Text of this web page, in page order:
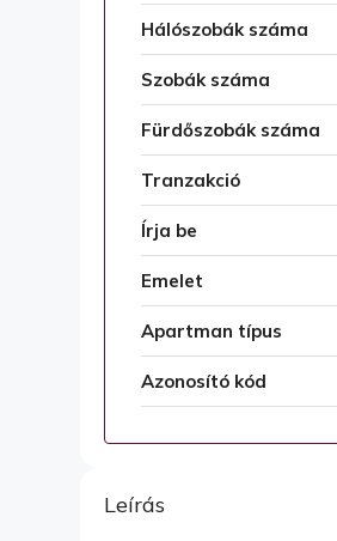
Hálószobák száma
Szobák száma
Fürdőszobák száma
Tranzakció
Írja be
Emelet
Apartman típus
Azonosító kód
Leírás